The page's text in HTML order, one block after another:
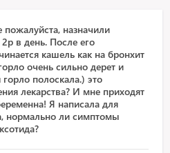
пожалуйста, назначили
в день. После его
кашель как на бронхит
очень сильно дерет и
полоскала.) это
лекарства? И мне приходят
Я написала для
нормально ли симптомы